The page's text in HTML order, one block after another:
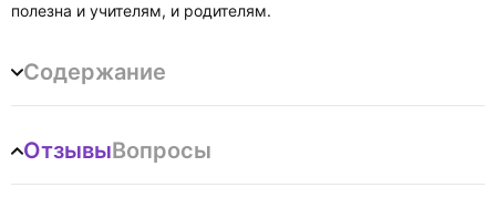
полезна и учителям, и родителям.
Содержание
ОтзывыВопросы